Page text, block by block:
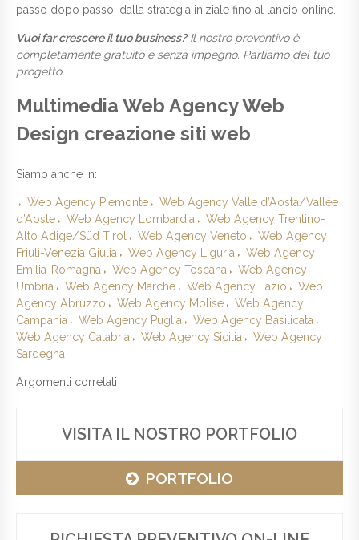
passo dopo passo, dalla strategia iniziale fino al lancio online.
Vuoi far crescere il tuo business?Il nostro preventivo è
completamente gratuito e senza impegno. Parliamo del tuo
progetto.
Multimedia Web Agency Web
Design creazione siti web
Siamo anche in:
Web Agency Piemonte
Web Agency Valle d’Aosta/Vallée
d’Aoste
Web Agency Lombardia
Web Agency Trentino-
Alto Adige/Süd Tirol
Web Agency Veneto
Web Agency
Friuli-Venezia Giulia
Web Agency Liguria
Web Agency
Emilia-Romagna
Web Agency Toscana
Web Agency
Umbria
Web Agency Marche Web Agency Lazio
Web
Agency Abruzzo
Web Agency Molise
Web Agency
Campania
Web Agency Puglia
Web Agency Basilicata
Web Agency Calabria
Web Agency Sicilia
Web Agency
Sardegna
Argomenti correlati
VISITA IL NOSTRO PORTFOLIO
PORTFOLIO